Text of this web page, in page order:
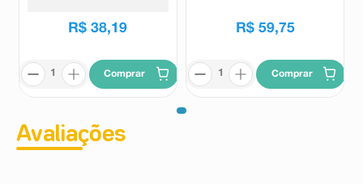
R$ 38,19
Comprar
R$ 59,75
Comprar
Avaliações